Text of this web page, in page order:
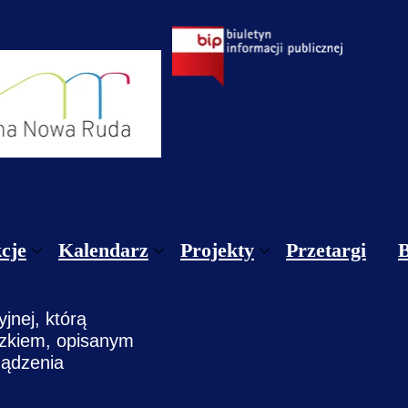
którą
opisanym
Pracowni Teatralnej, Wokalnej i
sekcje
Kalendarz
Luty
Projekty Przetargi